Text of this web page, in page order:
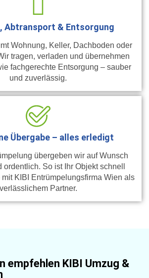
Abtransport & Entsorgung
Wohnung, Keller, Dachboden oder
tragen, verladen und übernehmen
fachgerechte Entsorgung – sauber
und zuverlässig.
Übergabe – alles erledigt
übergeben wir auf Wunsch
ordentlich. So ist Ihr Objekt schnell
KIBI Entrümpelungsfirma Wien als
verlässlichem Partner.
empfehlen KIBI Umzug &